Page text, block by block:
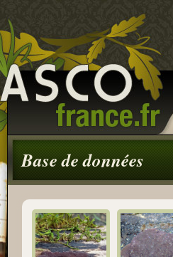
Base de données